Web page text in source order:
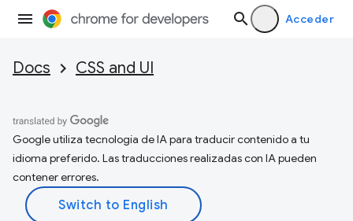
Acceder
Docs CSS and UI
Google utiliza tecnología de IA para traducir contenido a tu
idioma preferido. Las traducciones realizadas con IA pueden
contener errores.